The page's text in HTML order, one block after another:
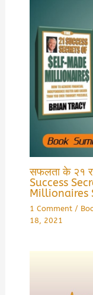
सफलता के २१
Success
Millionaires
1 Comment /
18, 2021